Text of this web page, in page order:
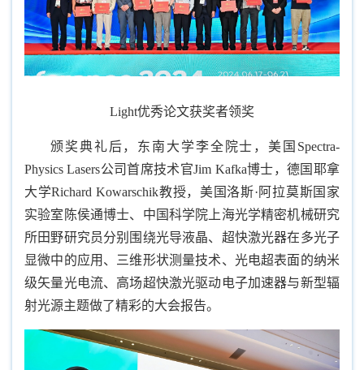
Light优秀论文获奖者领奖
颁奖典礼后，东南大学李全院士，美国Spectra-
Physics Lasers公司首席技术官Jim Kafka博士，德国耶拿
大学Richard Kowarschik教授，美国洛斯·阿拉莫斯国家
实验室陈侯通博士、中国科学院上海光学精密机械研究
所田野研究员分别围绕光导液晶、超快激光器在多光子
显微中的应用、三维形状测量技术、光电超表面的纳米
级矢量光电流、高场超快激光驱动电子加速器与新型辐
射光源主题做了精彩的大会报告。